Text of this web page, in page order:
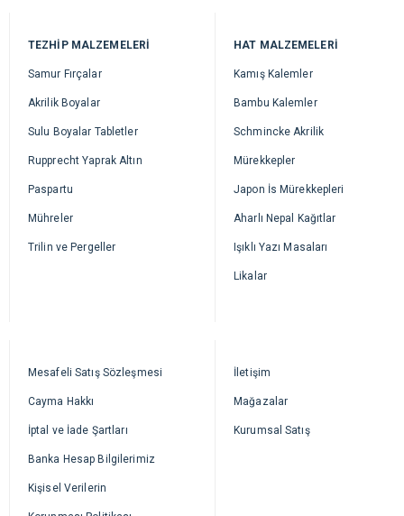
TEZHİP MALZEMELERİ
Samur Fırçalar
Akrilik Boyalar
Sulu Boyalar Tabletler
Rupprecht Yaprak Altın
Paspartu
Mühreler
Trilin ve Pergeller
HAT MALZEMELERİ
Kamış Kalemler
Bambu Kalemler
Schmincke Akrilik
Mürekkepler
Japon İs Mürekkepleri
Aharlı Nepal Kağıtlar
Işıklı Yazı Masaları
Likalar
Mesafeli Satış Sözleşmesi
Cayma Hakkı
İptal ve İade Şartları
Banka Hesap Bilgilerimiz
Kişisel Verilerin
İletişim
Mağazalar
Kurumsal Satış